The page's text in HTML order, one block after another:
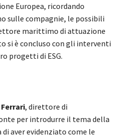
Europea, ricordando
sulle compagnie, le possibili
marittimo di attuazione
si è concluso con gli interventi
progetti di ESG.
, direttore di
per introdurre il tema della
aver evidenziato come le